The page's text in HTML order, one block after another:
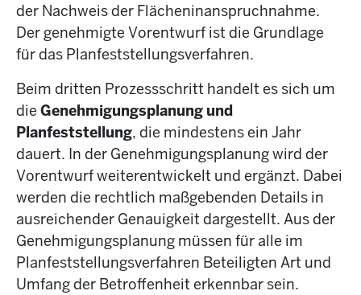
der Nachweis der Flächeninanspruchnahme.
Der genehmigte Vorentwurf ist die Grundlage
für das Planfeststellungsverfahren.
Beim dritten Prozessschritt handelt es sich um
die Genehmigungsplanung und
Planfeststellung, die mindestens ein Jahr
dauert. In der Genehmigungsplanung wird der
Vorentwurf weiterentwickelt und ergänzt. Dabei
werden die rechtlich maßgebenden Details in
ausreichender Genauigkeit dargestellt. Aus der
Genehmigungsplanung müssen für alle im
Planfeststellungsverfahren Beteiligten Art und
Umfang der Betroffenheit erkennbar sein.